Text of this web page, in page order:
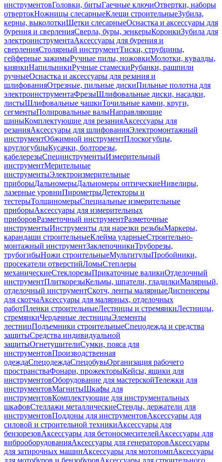
инструментовГоловки, битыГаечные ключиОтвертки, наборы
отвертокНожницы слесарныеКлещи строительныеЗубила,
керны, выколоткиЩетки слесарныеОснастка и аксессуары для
бурения и сверленияСверла, буры, зенкерыКоронкиЗубила для
электроинструментаАксессуары для бурения и
сверленияСтолярный инструментТиски, струбцины,
гейферные зажимыРучные пилы, ножовкиМолотки, кувалды,
киянкиНапильникиРучные стамескиРубанки, рашпили
ручныеОснастка и аксессуары для резания и
шлифованияОтрезные, пильные дискиПильные полотна для
электроинструментаФрезыШлифовальные диски, насадки,
листыШлифовальные чашкиТочильные камни, круги,
сегментыПолировальные валыНаправляющие
шиныКомплектующие для резанияАксессуары для
резанияАксессуары для шлифованияЭлектромонтажный
инструментОбжимной инструментПлоскогубцы,
круглогубцыКусачки, болторезы,
кабелерезыСпецинструментыИзмерительный
инструментМерительные
инструментыЭлектроизмерительные
приборыДальномерыДальномеры оптическиеНивелиры,
лазерные уровниПирометрыДетекторы и
тестерыТолщиномерыСпециальные измерительные
приборыАксессуары для измерительных
приборовРазметочный инструментРазметочные
инструментыИнструменты для нарезки резьбыМаркеры,
карандаши строительныеКлейма ударныеСтроительно-
монтажный инструментЗаклепочникиТруборезы,
трубогибыНожи строительныеМультитулыПробойники,
просекатели отверстийЛомыСтеплеры
механическиеСтеклорезыПрикаточные валикиОтделочный
инструментПлиткорезыКельмы, шпатели, гладилкиМалярный,
отделочный инструментСкотч, ленты малярныеДиспенсеры
для скотчаАксессуары для малярных, отделочных
работПленки строительныеЛестницы и стремянкиЛестницы,
стремянкиЧердачные лестницыЭлементы
лестницПодъемники строительныеСпецодежда и средства
защитыСредства индивидуальной
защитыОгнетушителиСумки, пояса для
инструментовПроизводственная
одеждаСпецодеждаСпецобувьОрганизация рабочего
пространстваФонари, прожекторыКейсы, ящики для
инструментовОборудование для мастерскойТележки для
инструментовМагнитыШкафы для
инструментовКомплектующие для инструментальных
шкафовСтеллажи металлическиеСтенды, держатели для
инструментовПоддоны для инструментовАксессуары для
силовой и строительной техникиАксессуары для
бензорезовАксессуары для бетоносмесителейАксессуары для
виброоборудованияАксессуары для генераторовАксессуары
для затирочных машинАксессуары для мотопомпАксессуары
для мотобуров и бензобуровАксессуары для строительного